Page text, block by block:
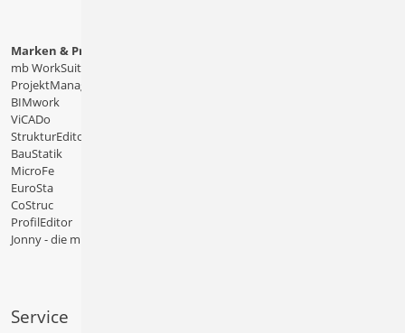
Marken & Produkte
mb WorkSuite
ProjektManager
BIMwork
ViCADo
StrukturEditor
BauStatik
MicroFe
EuroSta
CoStruc
ProfilEditor
Jonny - die mb-App
Service